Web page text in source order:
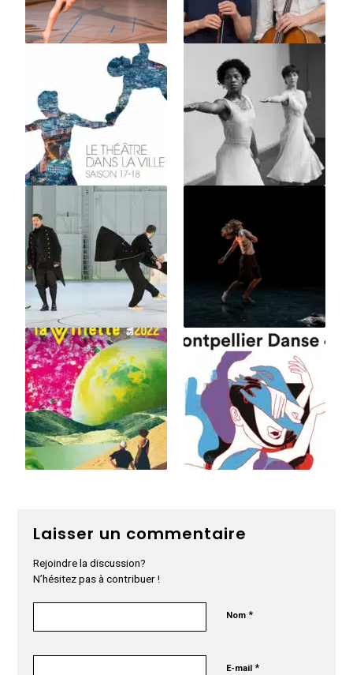
Laisser un commentaire
Rejoindre la discussion?
N’hésitez pas à contribuer !
Nom*
E-mail*